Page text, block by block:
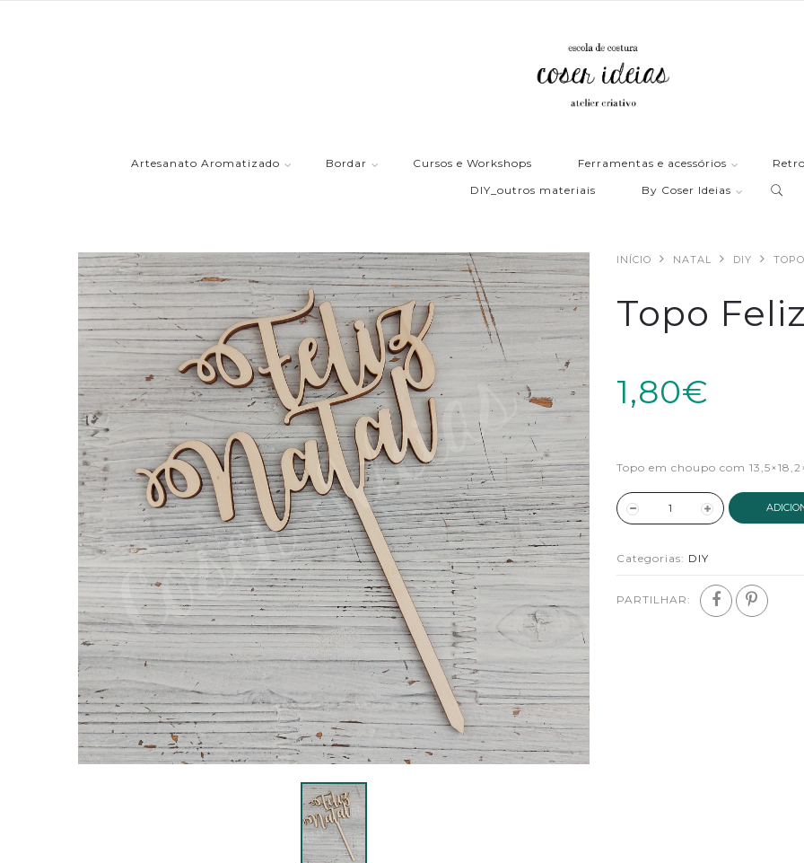
Artesanato Aromatizado Bordar Cursos e Workshops Ferramentas e acessórios
DIY_outros materiais
By Coser Ideias
INÍCIO NATAL DIY
Topo
1,80€
Topo em choupo com
Categorias: DIY
PARTILHAR: